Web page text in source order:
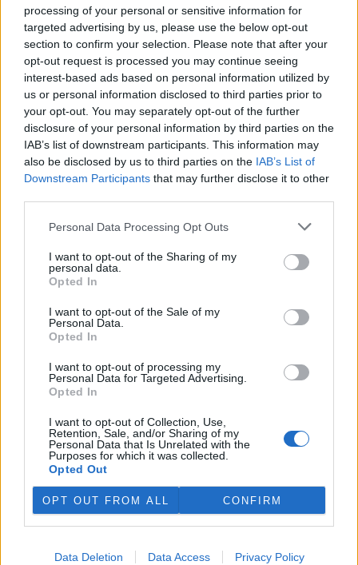
processing of your personal or sensitive information for
targeted advertising by us, please use the below opt-out
section to confirm your selection. Please note that after your
opt-out request is processed you may continue seeing
interest-based ads based on personal information utilized by
us or personal information disclosed to third parties prior to
your opt-out. You may separately opt-out of the further
disclosure of your personal information by third parties on the
IAB’s list of downstream participants. This information may
also be disclosed by us to third parties on the IAB’s List of
Downstream Participants that may further disclose it to other
Personal Data Processing Opt Outs
I want to opt-out of the Sharing of my
personal data.
Opted In
I want to opt-out of the Sale of my
Personal Data.
Opted In
I want to opt-out of processing my
Personal Data for Targeted Advertising.
Opted In
I want to opt-out of Collection, Use,
Retention, Sale, and/or Sharing of my
Personal Data that Is Unrelated with the
Purposes for which it was collected.
Opted Out
OPT OUT FROM ALL CONFIRM
Data Deletion Data Access Privacy Policy
Petr Stýblo
náčelníkem Pražské zvířecí záchranky.
Dále čtěte |
Organizátoři programu
Zelená oáza ocenili šest
naše zahrady
zájem je malý